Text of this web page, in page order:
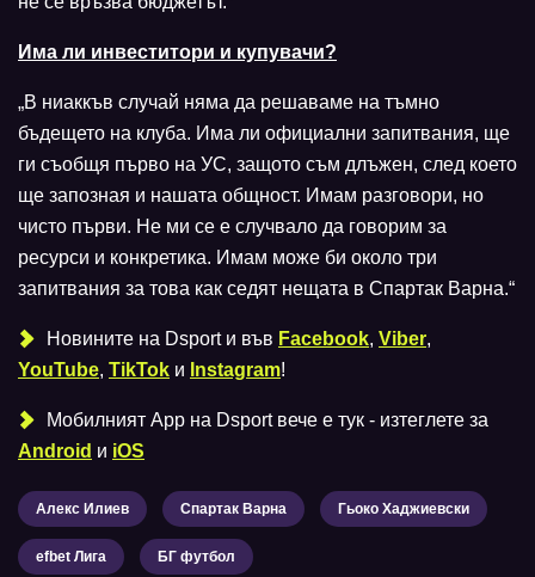
Има ли инвеститори и купувачи?
„В ниаккъв случай няма да решаваме на тъмно
бъдещето на клуба. Има ли официални запитвания, ще
ги съобщя първо на УС, защото съм длъжен, след което
ще запозная и нашата общност. Имам разговори, но
чисто първи. Не ми се е случвало да говорим за
ресурси и конкретика. Имам може би около три
запитвания за това как седят нещата в Спартак Варна.“
Новините на Dsport и във Facebook, Viber,
YouTube, TikTok и Instagram!
Мобилният Аpp на Dsport вече е тук - изтеглете за
Android и iOS
Алекс Илиев Спартак Варна Гьоко Хаджиевски
efbet Лига БГ футбол